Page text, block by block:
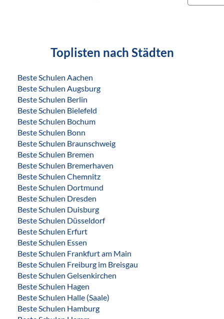
Toplisten nach Städten
Beste Schulen Aachen
Beste Schulen Augsburg
Beste Schulen Berlin
Beste Schulen Bielefeld
Beste Schulen Bochum
Beste Schulen Bonn
Beste Schulen Braunschweig
Beste Schulen Bremen
Beste Schulen Bremerhaven
Beste Schulen Chemnitz
Beste Schulen Dortmund
Beste Schulen Dresden
Beste Schulen Duisburg
Beste Schulen Düsseldorf
Beste Schulen Erfurt
Beste Schulen Essen
Beste Schulen Frankfurt am Main
Beste Schulen Freiburg im Breisgau
Beste Schulen Gelsenkirchen
Beste Schulen Hagen
Beste Schulen Halle (Saale)
Beste Schulen Hamburg